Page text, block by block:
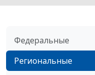
Федеральные
Региональные